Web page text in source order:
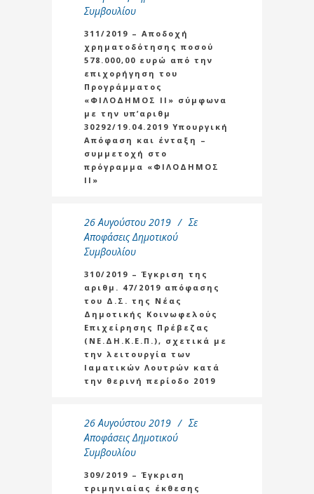
Συμβουλίου
311/2019 – Αποδοχή
χρηματοδότησης ποσού
578.000,00 ευρώ από την
επιχορήγηση του
Προγράμματος
«ΦΙΛΟΔΗΜΟΣ ΙΙ» σύμφωνα
με την υπ’αριθμ
30292/19.04.2019 Υπουργική
Απόφαση και ένταξη –
συμμετοχή στο
πρόγραμμα «ΦΙΛΟΔΗΜΟΣ
ΙΙ»
26 Αυγούστου 2019
Σε
Αποφάσεις Δημοτικού
Συμβουλίου
310/2019 – Έγκριση της
αριθμ. 47/2019 απόφασης
του Δ.Σ. της Νέας
Δημοτικής Κοινωφελούς
Επιχείρησης Πρέβεζας
(ΝΕ.ΔΗ.Κ.Ε.Π.), σχετικά με
την λειτουργία των
Ιαματικών Λουτρών κατά
την θερινή περίοδο 2019
26 Αυγούστου 2019
Σε
Αποφάσεις Δημοτικού
Συμβουλίου
309/2019 – Έγκριση
τριμηνιαίας έκθεσης